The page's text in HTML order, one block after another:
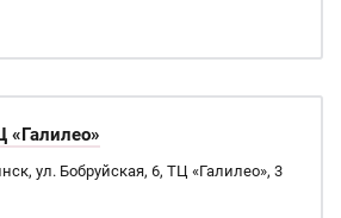
«Галилео»
ул. Бобруйская, 6, ТЦ «Галилео», 3